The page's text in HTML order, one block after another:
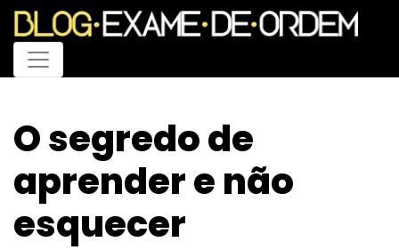
Menu
O segredo de
aprender e não
esquecer